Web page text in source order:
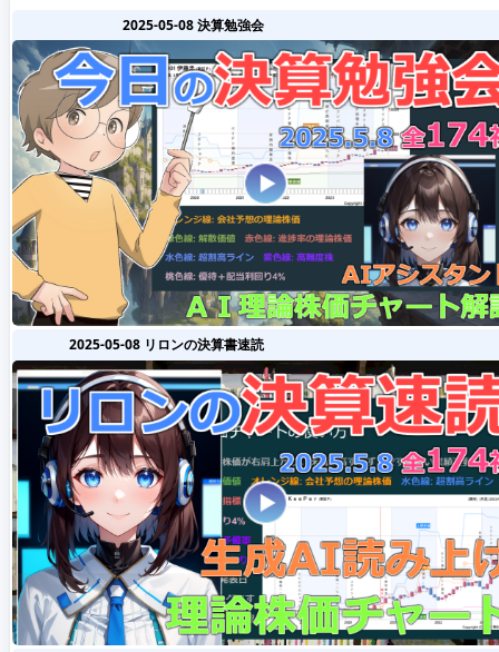
2025-05-08 決算勉強会
2025-05-08 リロンの決算書速読